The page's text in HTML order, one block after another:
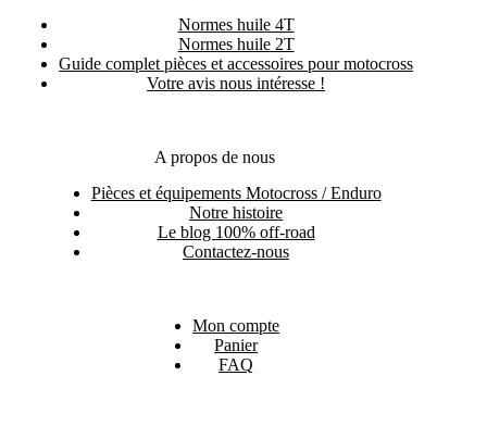
Normes huile 4T
Normes huile 2T
Guide complet pièces et accessoires pour motocross
Votre avis nous intéresse !
A propos de nous
Pièces et équipements Motocross / Enduro
Notre histoire
Le blog 100% off-road
Contactez-nous
Mon compte
Panier
FAQ